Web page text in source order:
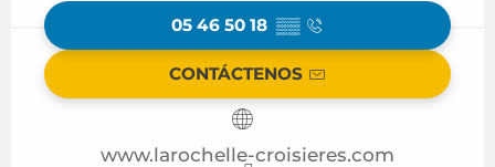
05 46 50 18 ▒▒
CONTÁCTENOS
www.larochelle-croisieres.com